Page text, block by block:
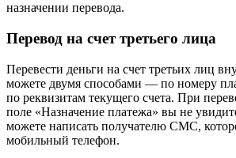
назначении перевода.
Перевод на счет третьего лица
Перевести деньги на счет третьих лиц
можете двумя способами — по номеру
по реквизитам текущего счета. При
поле «Назначение платежа» вы не
можете написать получателю СМС,
мобильный телефон.